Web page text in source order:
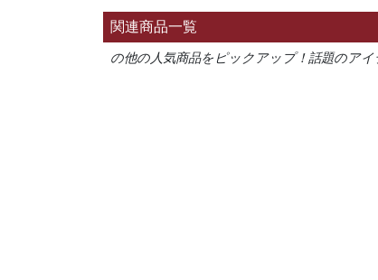
関連商品一覧
の他の人気商品をピックアップ！話題のアイ